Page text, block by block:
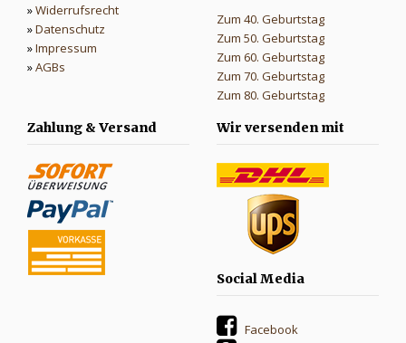
»Widerrufsrecht
»Datenschutz
»Impressum
»AGBs
Zum 40. Geburtstag
Zum 50. Geburtstag
Zum 60. Geburtstag
Zum 70. Geburtstag
Zum 80. Geburtstag
Zahlung & Versand
Wir versenden mit
Social Media
Facebook